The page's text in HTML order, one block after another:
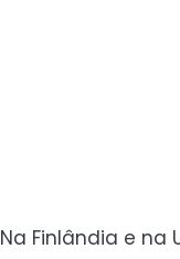
Na Finlândia e na